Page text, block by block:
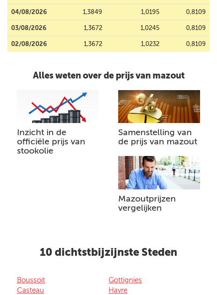
04/08/2026 1,3849 1,0195 0,8109
03/08/2026 1,3672 1,0245 0,8109
02/08/2026 1,3672 1,0232 0,8109
Alles weten over de prijs van mazout
Inzicht in de
officiële prijs van
stookolie
Samenstelling van
de prijs van mazout
Mazoutprijzen
vergelijken
10 dichtstbijzijnste Steden
Boussoit
Casteau
Gottignies
Havre